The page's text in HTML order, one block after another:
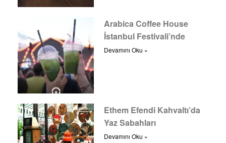
Arabica Coffee House
İstanbul Festivali’nde
Devamını Oku »
Ethem Efendi Kahvaltı’da
Yaz Sabahları
Devamını Oku »